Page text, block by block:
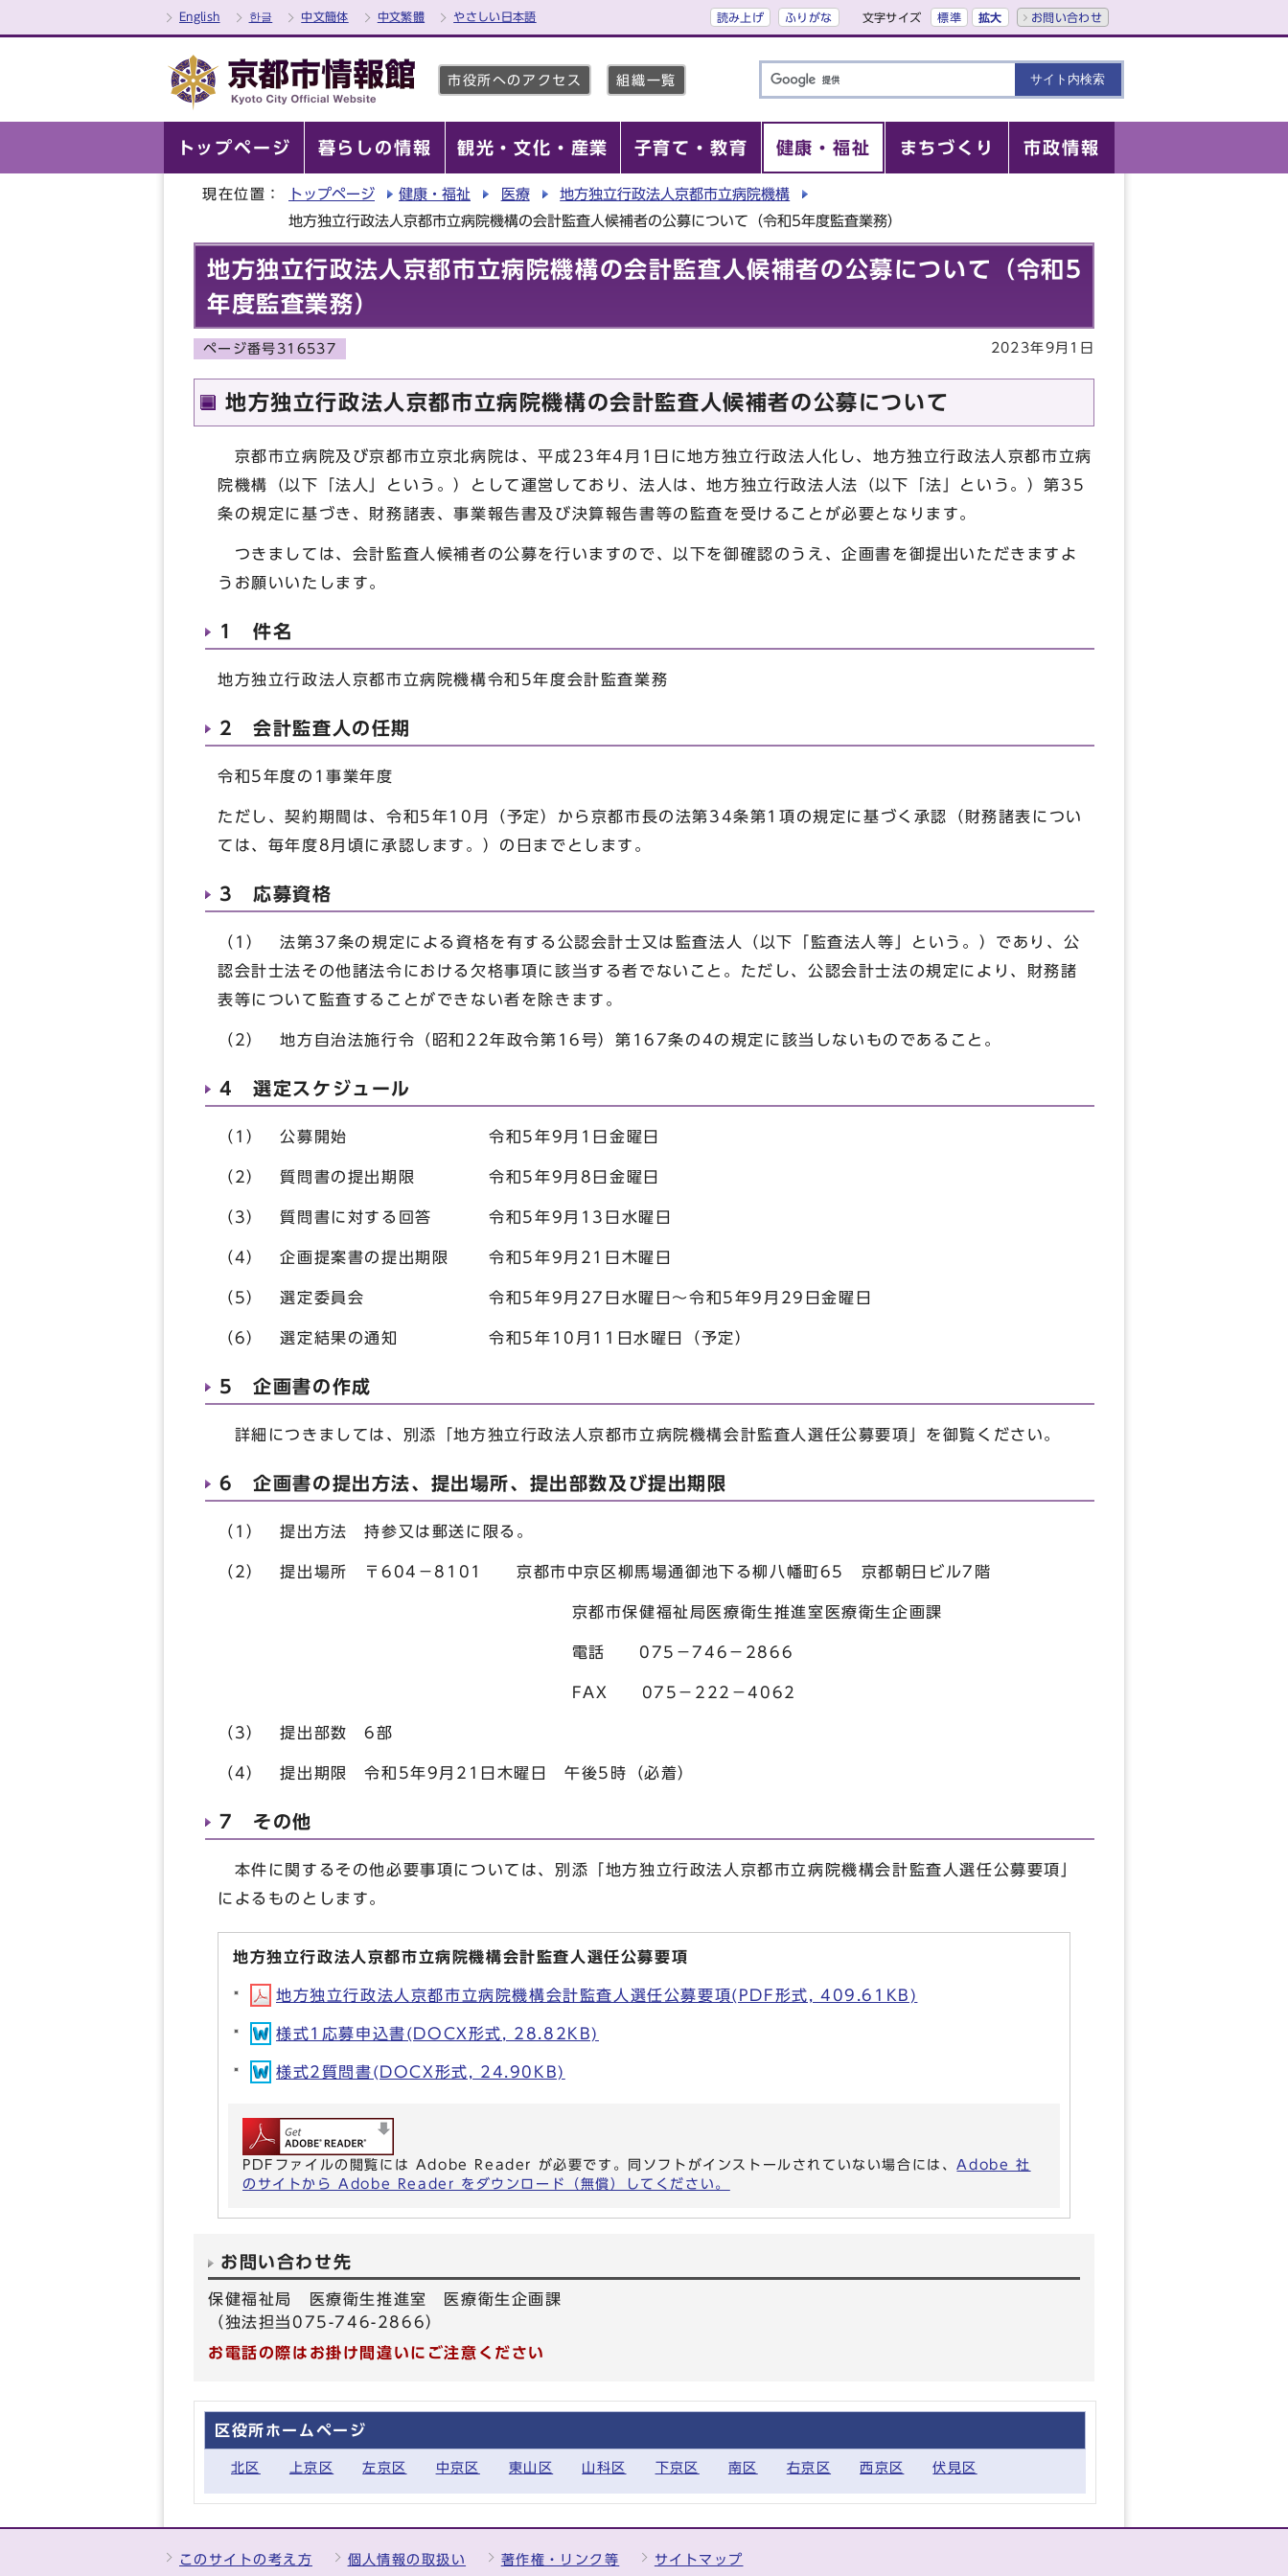
English 한글 中文簡体 中文繁體 やさしい日本語 読み上げ ふりがな 文字サイズ 標準 拡大 お問い合わせ
市役所へのアクセス 組織一覧
トップページ 暮らしの情報 観光・文化・産業 子育て・教育 健康・福祉 まちづくり 市政情報
現在位置： トップページ 健康・福祉 医療
地方独立行政法人京都市立病院機構
地方独立行政法人京都市立病院機構の会計監査人候補者の公募について（令和5年度監査業務）
地方独立行政法人京都市立病院機構の会計監査人候補者の公募について（令和5
年度監査業務）
ページ番号316537 2023年9月1日
地方独立行政法人京都市立病院機構の会計監査人候補者の公募について
京都市立病院及び京都市立京北病院は、平成23年4月1日に地方独立行政法人化し、地方独立行政法人京都市立病
院機構（以下「法人」という。）として運営しており、法人は、地方独立行政法人法（以下「法」という。）第35
条の規定に基づき、財務諸表、事業報告書及び決算報告書等の監査を受けることが必要となります。
つきましては、会計監査人候補者の公募を行いますので、以下を御確認のうえ、企画書を御提出いただきますよ
うお願いいたします。
1 件名
地方独立行政法人京都市立病院機構令和5年度会計監査業務
2 会計監査人の任期
令和5年度の1事業年度
ただし、契約期間は、令和5年10月（予定）から京都市長の法第34条第1項の規定に基づく承認（財務諸表につい
ては、毎年度8月頃に承認します。）の日までとします。
3 応募資格
（1） 法第37条の規定による資格を有する公認会計士又は監査法人（以下「監査法人等」という。）であり、公
認会計士法その他諸法令における欠格事項に該当する者でないこと。ただし、公認会計士法の規定により、財務諸
表等について監査することができない者を除きます。
（2） 地方自治法施行令（昭和22年政令第16号）第167条の4の規定に該当しないものであること。
4 選定スケジュール
（1） 公募開始 令和5年9月1日金曜日
（2） 質問書の提出期限 令和5年9月8日金曜日
（3） 質問書に対する回答 令和5年9月13日水曜日
（4） 企画提案書の提出期限 令和5年9月21日木曜日
（5） 選定委員会 令和5年9月27日水曜日～令和5年9月29日金曜日
（6） 選定結果の通知 令和5年10月11日水曜日（予定）
5 企画書の作成
詳細につきましては、別添「地方独立行政法人京都市立病院機構会計監査人選任公募要項」を御覧ください。
6 企画書の提出方法、提出場所、提出部数及び提出期限
（1） 提出方法 持参又は郵送に限る。
（2） 提出場所 〒604－8101 京都市中京区柳馬場通御池下る柳八幡町65 京都朝日ビル7階
京都市保健福祉局医療衛生推進室医療衛生企画課
電話 075－746－2866
FAX 075－222－4062
（3） 提出部数 6部
（4） 提出期限 令和5年9月21日木曜日 午後5時（必着）
7 その他
本件に関するその他必要事項については、別添「地方独立行政法人京都市立病院機構会計監査人選任公募要項」
によるものとします。
地方独立行政法人京都市立病院機構会計監査人選任公募要項
地方独立行政法人京都市立病院機構会計監査人選任公募要項(PDF形式, 409.61KB)
様式1応募申込書(DOCX形式, 28.82KB)
様式2質問書(DOCX形式, 24.90KB)
PDFファイルの閲覧には Adobe Reader が必要です。同ソフトがインストールされていない場合には、Adobe 社
のサイトから Adobe Reader をダウンロード（無償）してください。
お問い合わせ先
保健福祉局 医療衛生推進室 医療衛生企画課
（独法担当075-746-2866）
お電話の際はお掛け間違いにご注意ください
区役所ホームページ
北区 上京区 左京区 中京区 東山区 山科区 下京区 南区 右京区 西京区 伏見区
このサイトの考え方 個人情報の取扱い 著作権・リンク等 サイトマップ